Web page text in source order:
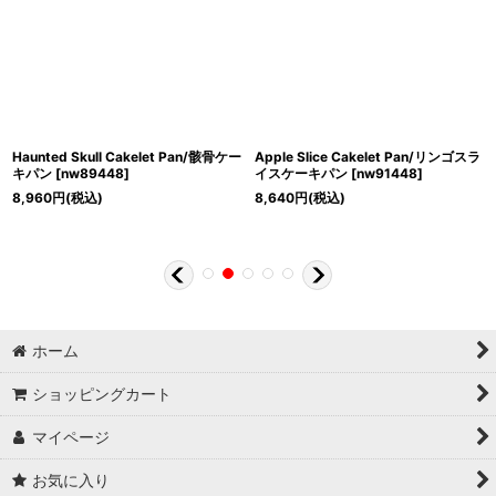
Haunted Skull Cakelet Pan/骸骨ケー
キパン [nw89448]
8,960円(税込)
Apple Slice Cakelet Pan/リンゴスラ
イスケーキパン [nw91448]
8,640円(税込)
ホーム
ショッピングカート
マイページ
お気に入り